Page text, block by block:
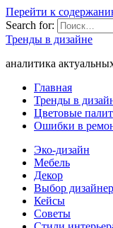
Перейти к
Search for:
Тренды в дизайне
аналитика
Главная
Тренды в
Цветовые
Ошибки в
Эко-дизайн
Мебель
Декор
Выбор
Кейсы
Советы